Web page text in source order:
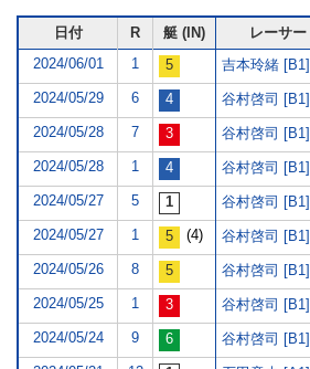
日付 R 艇 (IN) レーサー
2024/06/01
1 吉本玲緒 [B1]
2024/05/29 6 谷村啓司 [B1]
2024/05/28 7 谷村啓司 [B1]
2024/05/28 1 谷村啓司 [B1]
2024/05/27 5 谷村啓司 [B1]
2024/05/27 1 (4) 谷村啓司 [B1]
2024/05/26 8 谷村啓司 [B1]
2024/05/25 1 谷村啓司 [B1]
2024/05/24 9 谷村啓司 [B1]